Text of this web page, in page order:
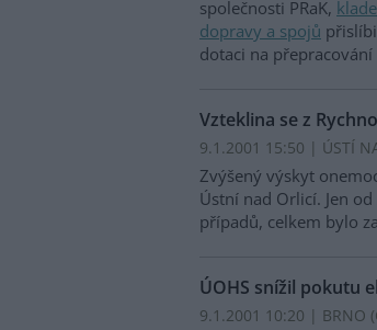
společnosti PRaK,
dopravy a spojů
dotaci na
Vzteklina se z
9.1.2001 15:50 | ÚSTÍ
Zvýšený výskyt
Ústní nad Orlicí. Jen
případů, celkem bylo
ÚOHS snížil pokutu
9.1.2001 10:20 | BRNO (